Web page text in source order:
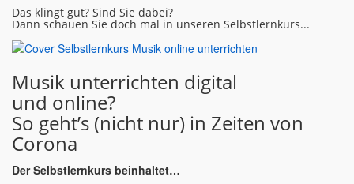
Das klingt gut? Sind Sie dabei?
Dann schauen Sie doch mal in unseren Selbstlernkurs...
Musik unterrichten digital
und online?
So geht’s (nicht nur) in Zeiten von
Corona
Der Selbstlernkurs beinhaltet…